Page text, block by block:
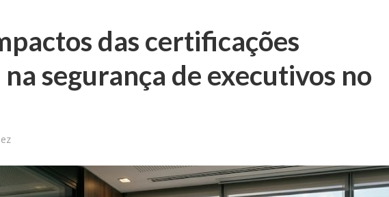
das certificações
segurança de executivos no